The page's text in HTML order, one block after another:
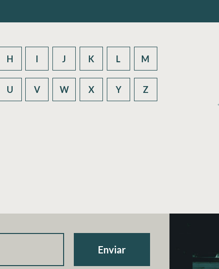
H I J K L M
U V W X Y Z
Enviar